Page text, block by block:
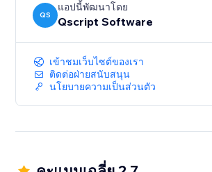
QS
แอปนี้พัฒนาโดย
Qscript Software
เข้าชมเว็บไซต์ของเรา
ติดต่อฝ่ายสนับสนุน
นโยบายความเป็นส่วนตัว